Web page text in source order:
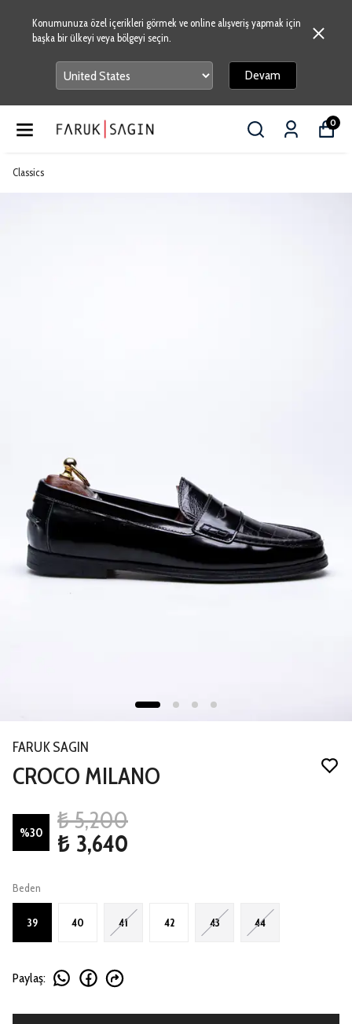
Konumunuza özel içerikleri görmek ve online alışveriş yapmak için
başka bir ülkeyi veya bölgeyi seçin.
Devam
0
Classics
FARUK SAGIN
CROCO MILANO
%30
₺ 5,200
₺ 3,640
Beden
39 40 41 42 43 44
Paylaş: